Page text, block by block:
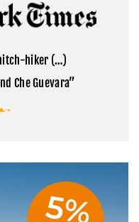
hiker (…)
Che Guevara”